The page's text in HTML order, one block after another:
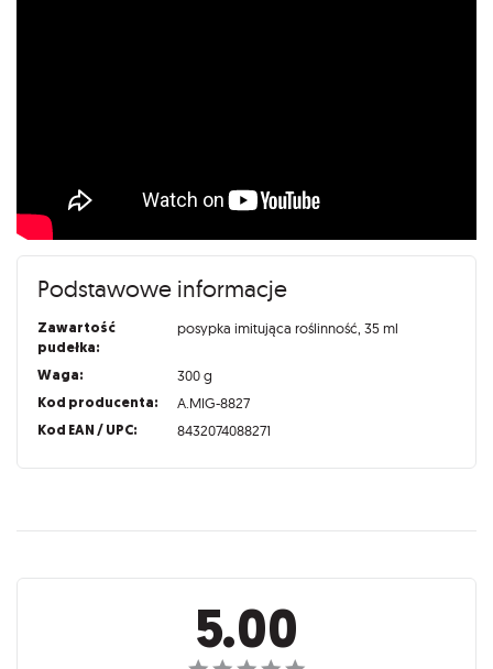
Podstawowe informacje
Zawartość
pudełka:
posypka imitująca roślinność, 35 ml
Waga: 300 g
Kod producenta: A.MIG-8827
Kod EAN / UPC: 8432074088271
Recenzje
5.00